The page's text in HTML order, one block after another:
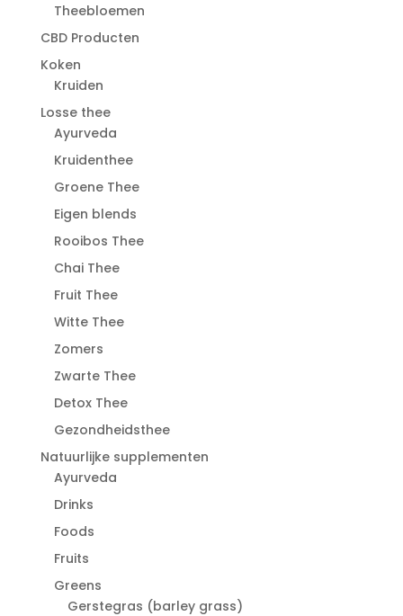
Theebloemen
CBD Producten
Koken
Kruiden
Losse thee
Ayurveda
Kruidenthee
Groene Thee
Eigen blends
Rooibos Thee
Chai Thee
Fruit Thee
Witte Thee
Zomers
Zwarte Thee
Detox Thee
Gezondheidsthee
Natuurlijke supplementen
Ayurveda
Drinks
Foods
Fruits
Greens
Gerstegras (barley grass)